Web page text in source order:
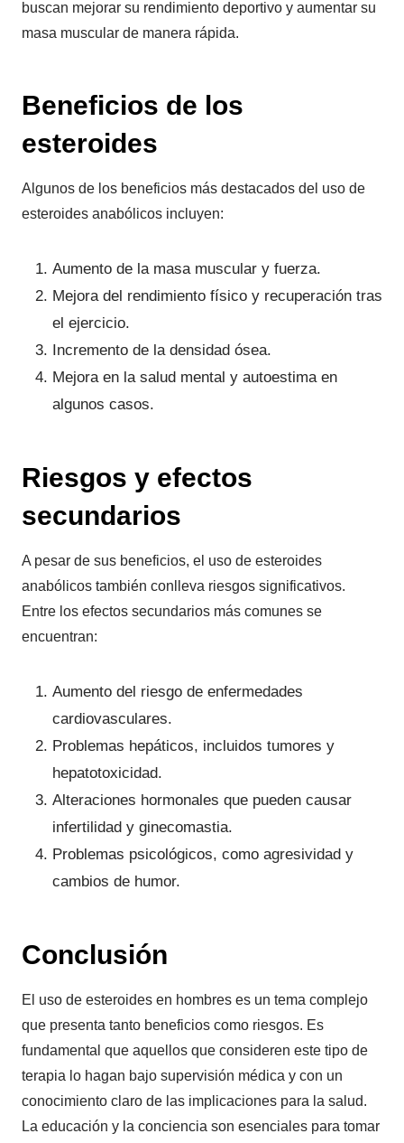
buscan mejorar su rendimiento deportivo y aumentar su
masa muscular de manera rápida.
Beneficios de los
esteroides
Algunos de los beneficios más destacados del uso de
esteroides anabólicos incluyen:
Aumento de la masa muscular y fuerza.
Mejora del rendimiento físico y recuperación tras
el ejercicio.
Incremento de la densidad ósea.
Mejora en la salud mental y autoestima en
algunos casos.
Riesgos y efectos
secundarios
A pesar de sus beneficios, el uso de esteroides
anabólicos también conlleva riesgos significativos.
Entre los efectos secundarios más comunes se
encuentran:
Aumento del riesgo de enfermedades
cardiovasculares.
Problemas hepáticos, incluidos tumores y
hepatotoxicidad.
Alteraciones hormonales que pueden causar
infertilidad y ginecomastia.
Problemas psicológicos, como agresividad y
cambios de humor.
Conclusión
El uso de esteroides en hombres es un tema complejo
que presenta tanto beneficios como riesgos. Es
fundamental que aquellos que consideren este tipo de
terapia lo hagan bajo supervisión médica y con un
conocimiento claro de las implicaciones para la salud.
La educación y la conciencia son esenciales para tomar